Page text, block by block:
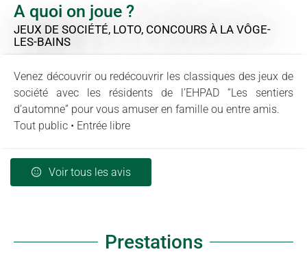
A quoi on joue ?
JEUX DE SOCIÉTÉ, LOTO, CONCOURS À LA VÔGE-
LES-BAINS
Venez découvrir ou redécouvrir les classiques des jeux de
société avec les résidents de l’EHPAD “Les sentiers
d’automne” pour vous amuser en famille ou entre amis.
Tout public • Entrée libre
Voir tous les avis
Prestations